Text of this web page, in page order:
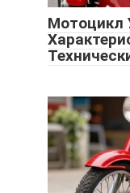
Мотоцикл